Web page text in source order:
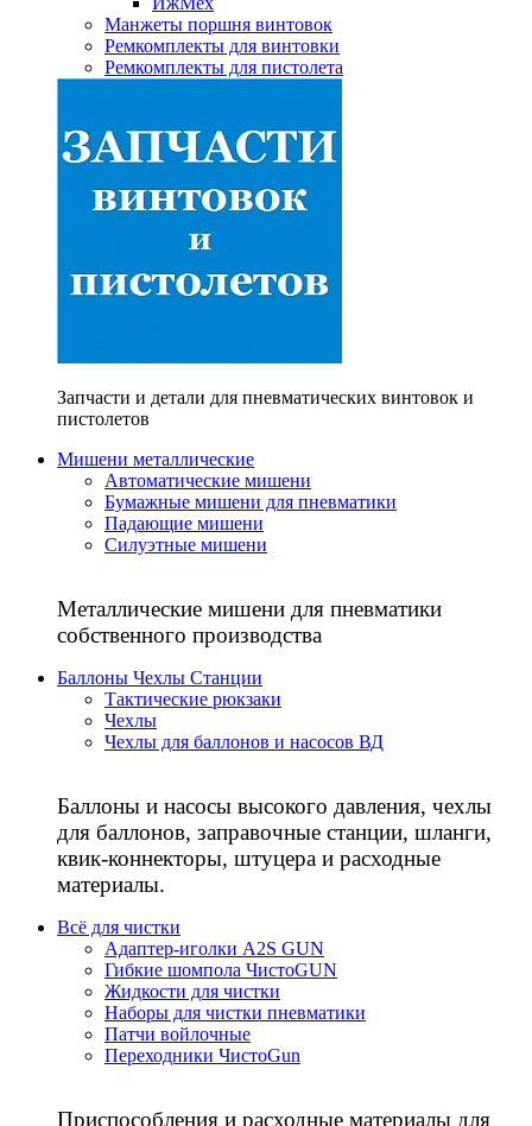
Манжеты поршня винтовок
Ремкомплекты для винтовки
Ремкомплекты для пистолета
Запчасти и детали для пневматических винтовок и
пистолетов
Мишени металлические
Автоматические мишени
Бумажные мишени для пневматики
Падающие мишени
Силуэтные мишени
Металлические мишени для пневматики
собственного производства
Баллоны Чехлы Станции
Тактические рюкзаки
Чехлы
Чехлы для баллонов и насосов ВД
Баллоны и насосы высокого давления, чехлы
для баллонов, заправочные станции, шланги,
квик-коннекторы, штуцера и расходные
материалы.
Всё для чистки
Адаптер-иголки A2S GUN
Гибкие шомпола ЧистоGUN
Жидкости для чистки
Наборы для чистки пневматики
Патчи войлочные
Переходники ЧистоGun
Приспособления и расходные материалы для